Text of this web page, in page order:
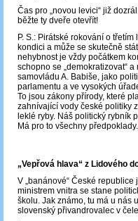
Čas pro „novou levici“ již
běžte ty dveře otevřít!
P. S.: Pirátské rokování o
kondici a může se skutečně
nehybnost je vždy počátkem
schopno se „demokratizovat“
samovládu A. Babiše, jako
parlamentu a ve vysokých
To jsou zákony přírody, které
zahnívající vody české politiky
leklé ryby. Náš politický rybník
Má pro to všechny předpoklady.
„Vepřová hlava“ z Lidového
V „banánové“ České
ministrem vnitra se stane
školu. Jak známo, tu má u nás
slovenský přivandrovalec v